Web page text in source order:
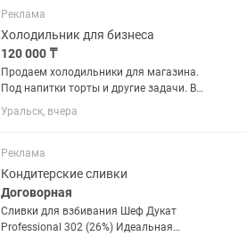
Реклама
Холодильник для бизнеса
120 000 ₸
Продаем холодильники для магазина.
Под напитки торты и другие задачи. В
отличном состоянии. В заправке не
нуждаются. Полки полный комплект.
Температура хранения +4...
Уральск, вчера
Реклама
Кондитерские сливки
Договорная
Сливки для взбивания Шеф Дукат
Professional 302 (26%) Идеальная